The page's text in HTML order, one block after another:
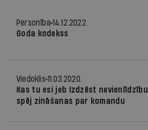
Personība 14.12.2022.
Goda kodekss
Viedoklis 11.03.2020.
Kas tu esi jeb Izdzēst nevienlīdzību
spēj zināšanas par komandu